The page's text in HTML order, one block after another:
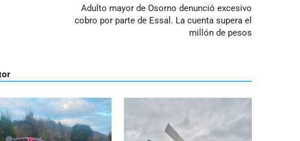
Adulto mayor de Osorno denunció excesivo
cobro por parte de Essal. La cuenta supera el
millón de pesos